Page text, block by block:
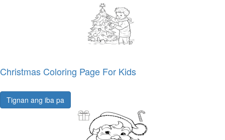
Christmas Coloring Page For Kids
Tignan ang iba pa